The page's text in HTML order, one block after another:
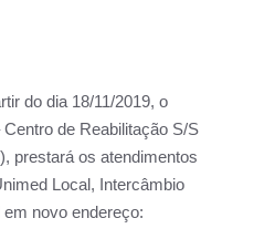
do dia 18/11/2019, o
de Reabilitação S/S
prestará os atendimentos
Local, Intercâmbio
em novo endereço: